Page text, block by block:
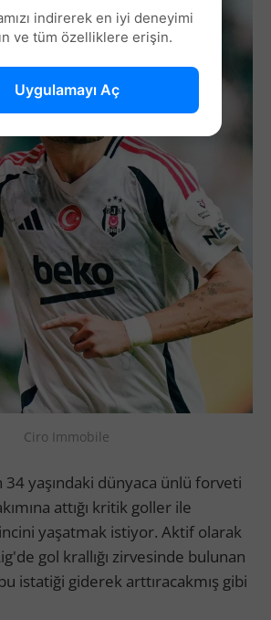
Ciro Immobile
34 yaşındaki dünyaca ünlü forveti
attığı kritik goller ile
yaşatmak istiyor. Aktif olarak
gol krallığı zirvesinde bulunan
istatiği giderek arttıracakmış gibi
indirerek en iyi deneyimi
ve tüm özelliklere erişin.
Uygulamayı Aç